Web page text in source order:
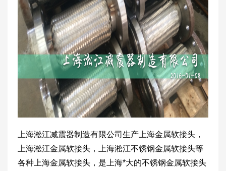
上海淞江减震器制造有限公司生产上海金属软接头，
上海淞江金属软接头，上海淞江不锈钢金属软接头等
各种上海金属软接头，是上海*大的不锈钢金属软接头